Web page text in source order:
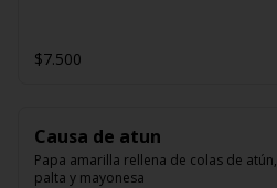
$7.500
Causa de atun
Papa amarilla rellena de colas de atún,
palta y mayonesa